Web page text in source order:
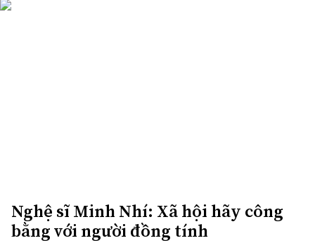
Nghệ sĩ Minh Nhí: Xã hội hãy công
bằng với người đồng tính